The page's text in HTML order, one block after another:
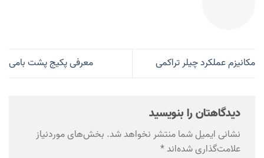
مکانیزم عملکرد چیلر تراکمی معرفی پکیج پشت بامی
دیدگاهتان را بنویسید
نشانی ایمیل شما منتشر نخواهد شد. بخش‌های موردنیاز
علامت‌گذاری شده‌اند*